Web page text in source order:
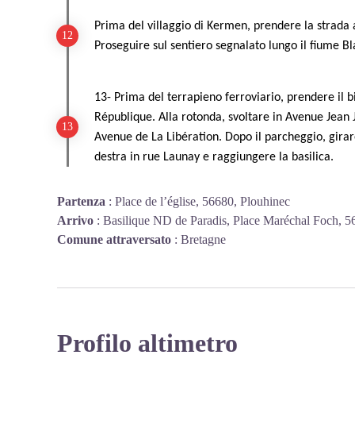
Prima del villaggio di Kermen, prendere la strada
Proseguire sul sentiero segnalato lungo il fiume
13- Prima del terrapieno ferroviario, prendere il
République. Alla rotonda, svoltare in Avenue
Avenue de La Libération. Dopo il parcheggio,
destra in rue Launay e raggiungere la basilica.
Partenza : Place de l’église, 56680, Plouhinec
Arrivo : Basilique ND de Paradis, Place Maréchal Foch,
Comune attraversato : Bretagne
Profilo altimetro